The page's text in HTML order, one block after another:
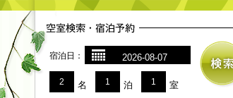
宿泊日：
2 名 1 泊 1 室